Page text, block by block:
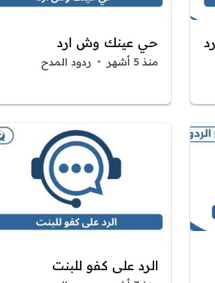
حي عينك وش ارد
منذ 5 أشهر ردود المدح
الرد على كفو للبنت